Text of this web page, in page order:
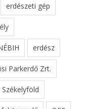
erdészeti gép
erdész
Parkerdő Zrt.
Székelyföld